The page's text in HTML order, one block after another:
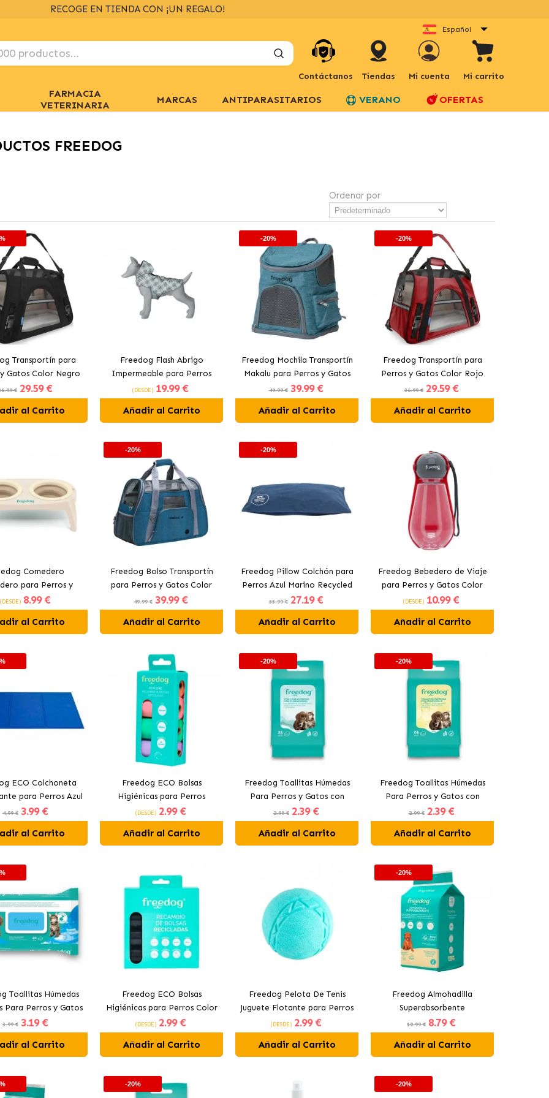
ENVÍOS GRATIS > 39€EN 24/48H+ INFO
Español
Contáctanos Tiendas Mi cuenta Mi carrito
FARMACIA
VETERINARIA
MARCAS ANTIPARASITARIOS VERANO OFERTAS
FREEDOG
Ordenar por
Transportín para
Gatos Color Negro
€ 29.59 €
al Carrito
Freedog Flash Abrigo
Impermeable para Perros
(DESDE) 19.99 €
Añadir al Carrito
-20%
Freedog Mochila Transportín
Makalu para Perros y Gatos
Color Azul
49.99 € 39.99 €
Añadir al Carrito
-20%
Freedog Transportín para
Perros y Gatos Color Rojo
36.99 € 29.59 €
Añadir al Carrito
Comedero
para Perros y
Color Beige
(DESDE) 8.99 €
al Carrito
-20%
Freedog Bolso Transportín
para Perros y Gatos Color
Azul
49.99 € 39.99 €
Añadir al Carrito
-20%
Freedog Pillow Colchón para
Perros Azul Marino Recycled
33.99 € 27.19 €
Añadir al Carrito
Freedog Bebedero de Viaje
para Perros y Gatos Color
Rojo
(DESDE) 10.99 €
Añadir al Carrito
ECO Colchoneta
para Perros Azul
4.99 € 3.99 €
al Carrito
Freedog ECO Bolsas
Higiénicas para Perros
Colores Pastel
(DESDE) 2.99 €
Añadir al Carrito
-20%
Freedog Toallitas Húmedas
Para Perros y Gatos con
Clorhexidina
2.99 € 2.39 €
Añadir al Carrito
-20%
Freedog Toallitas Húmedas
Para Perros y Gatos con
Manzanilla
2.99 € 2.39 €
Añadir al Carrito
Toallitas Húmedas
Para Perros y Gatos
28x18 cm
3.99 € 3.19 €
al Carrito
Freedog ECO Bolsas
Higiénicas para Perros Color
Negro
(DESDE) 2.99 €
Añadir al Carrito
Freedog Pelota De Tenis
Juguete Flotante para Perros
Color Azul
(DESDE) 2.99 €
Añadir al Carrito
-20%
Freedog Almohadilla
Superabsorbente
Empapadores para Perros
60x90 cm
10.99 € 8.79 €
Añadir al Carrito
-20% -20%